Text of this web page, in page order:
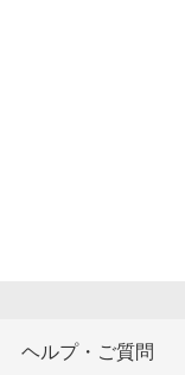
ヘルプ・ご質問